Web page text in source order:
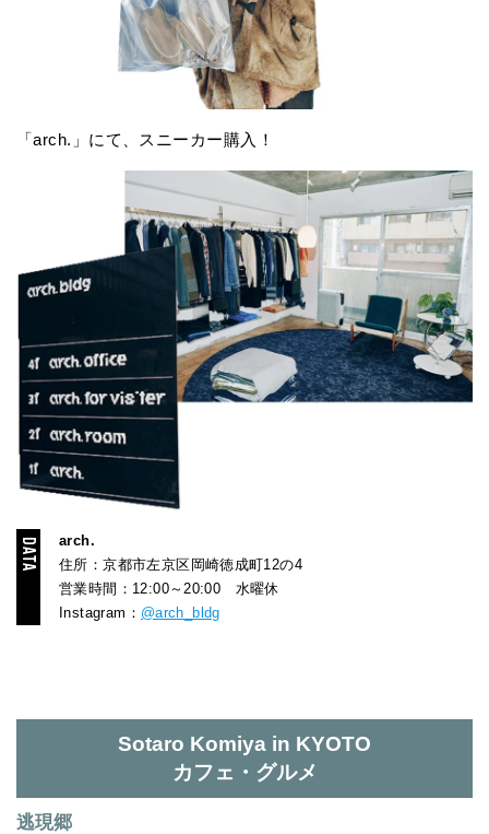
「arch.」にて、スニーカー購入！
arch.
住所：京都市左京区岡崎徳成町12の4
営業時間：12:00～20:00 水曜休
Instagram： @arch_bldg
Sotaro Komiya in KYOTO
カフェ・グルメ
逃現郷